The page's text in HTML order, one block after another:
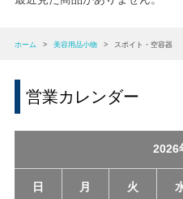
ホーム > 美容用品小物 > スポイト・空容器
営業カレンダー
2026
日 月 火